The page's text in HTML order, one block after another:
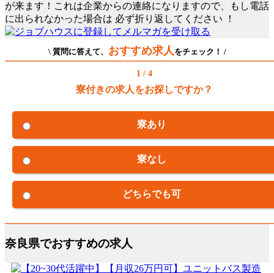
が来ます！これは企業からの連絡になりますので、もし電話
に出られなかった場合は 必ず折り返してください ！
\ 質問に答えて、 おすすめ求人をチェック！ /
1 / 4
寮付きの求人をお探しですか？
寮あり
寮なし
どちらでも可
奈良県でおすすめの求人